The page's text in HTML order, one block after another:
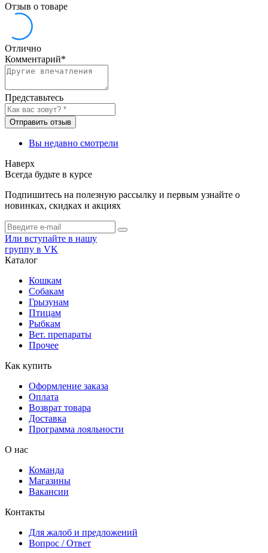
Отзыв о товаре
Отлично
Комментарий*
Представьтесь
Отправить отзыв
Вы недавно смотрели
Наверх
Всегда будьте в курсе
Подпишитесь на полезную рассылку и первым узнайте о
новинках, скидках и акциях
Или вступайте в нашу
группу в VK
Каталог
Кошкам
Собакам
Грызунам
Птицам
Рыбкам
Вет. препараты
Прочее
Как купить
Оформление заказа
Оплата
Возврат товара
Доставка
Программа лояльности
О нас
Команда
Магазины
Вакансии
Контакты
Для жалоб и предложений
Вопрос / Ответ